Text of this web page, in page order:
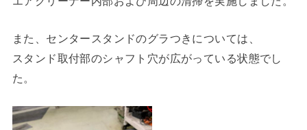
また、センタースタンドのグラつきについては、
スタンド取付部のシャフト穴が広がっている状態でし
た。